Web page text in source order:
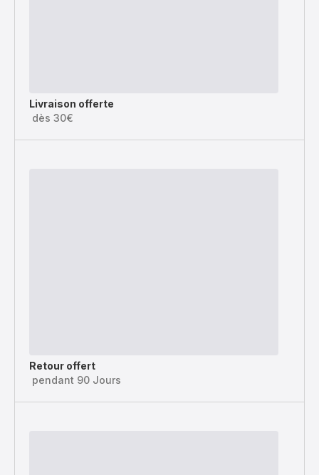
Livraison offerte
dès 30€
Retour offert
pendant 90 Jours